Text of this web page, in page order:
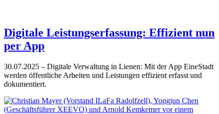
Digitale Leistungserfassung: Effizient nun
per App
30.07.2025 – Digitale Verwaltung in Lienen: Mit der App EineStadt
werden öffentliche Arbeiten und Leistungen effizient erfasst und
dokumentiert.